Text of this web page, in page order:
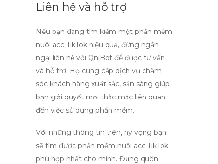
Liên hệ và hỗ trợ
Nếu bạn đang tìm kiếm một phần mềm
nuôi acc TikTok hiệu quả, đừng ngần
ngại liên hệ với QniBot để được tư vấn
và hỗ trợ. Họ cung cấp dịch vụ chăm
sóc khách hàng xuất sắc, sẵn sàng giúp
bạn giải quyết mọi thắc mắc liên quan
đến việc sử dụng phần mềm.
Với những thông tin trên, hy vọng bạn
sẽ tìm được phần mềm nuôi acc TikTok
phù hợp nhất cho mình. Đừng quên